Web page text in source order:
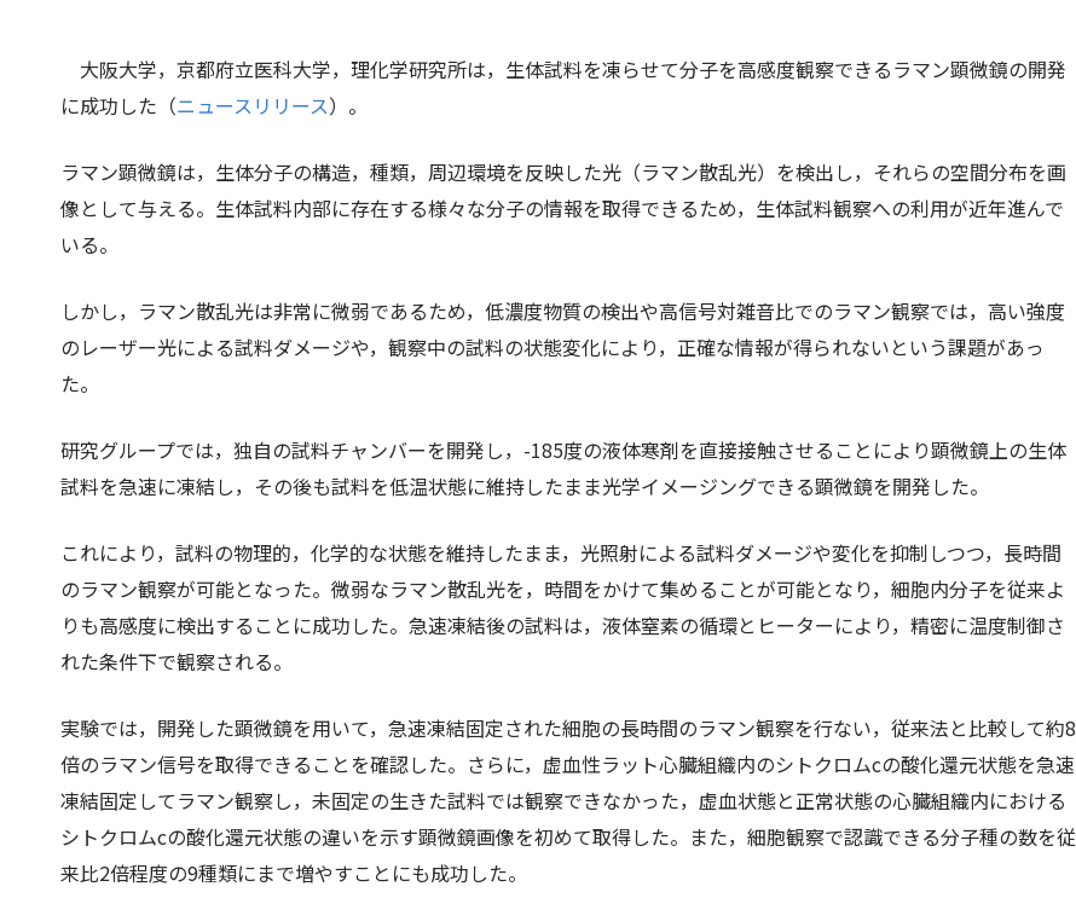
大阪大学，京都府立医科大学，理化学研究所は，生体試料を凍らせて分子を高感度観察できるラマン顕微鏡の開発
に成功した（ニュースリリース）。
ラマン顕微鏡は，生体分子の構造，種類，周辺環境を反映した光（ラマン散乱光）を検出し，それらの空間分布を画
像として与える。生体試料内部に存在する様々な分子の情報を取得できるため，生体試料観察への利用が近年進んで
いる。
しかし，ラマン散乱光は非常に微弱であるため，低濃度物質の検出や高信号対雑音比でのラマン観察では，高い強度
のレーザー光による試料ダメージや，観察中の試料の状態変化により，正確な情報が得られないという課題があっ
た。
研究グループでは，独自の試料チャンバーを開発し，-185度の液体寒剤を直接接触させることにより顕微鏡上の生体
試料を急速に凍結し，その後も試料を低温状態に維持したまま光学イメージングできる顕微鏡を開発した。
これにより，試料の物理的，化学的な状態を維持したまま，光照射による試料ダメージや変化を抑制しつつ，長時間
のラマン観察が可能となった。微弱なラマン散乱光を，時間をかけて集めることが可能となり，細胞内分子を従来よ
りも高感度に検出することに成功した。急速凍結後の試料は，液体窒素の循環とヒーターにより，精密に温度制御さ
れた条件下で観察される。
実験では，開発した顕微鏡を用いて，急速凍結固定された細胞の長時間のラマン観察を行ない，従来法と比較して約8
倍のラマン信号を取得できることを確認した。さらに，虚血性ラット心臓組織内のシトクロムcの酸化還元状態を急速
凍結固定してラマン観察し，未固定の生きた試料では観察できなかった，虚血状態と正常状態の心臓組織内における
シトクロムcの酸化還元状態の違いを示す顕微鏡画像を初めて取得した。また，細胞観察で認識できる分子種の数を従
来比2倍程度の9種類にまで増やすことにも成功した。